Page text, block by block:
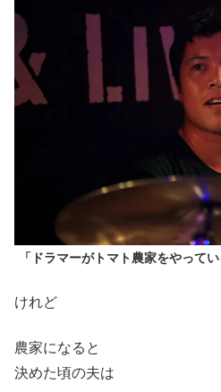
「ドラマーがトマト農家をやって
けれど
農家になると
決めた頃の夫は